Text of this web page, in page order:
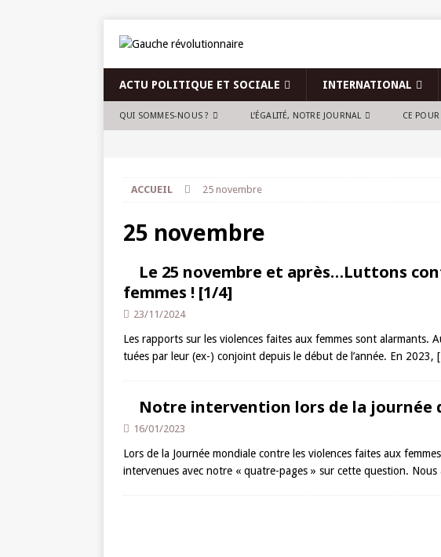
ACTU POLITIQUE ET SOCIALE INTERNATIONAL
QUI SOMMES-NOUS ? L’ÉGALITÉ, NOTRE JOURNAL CE
ACCUEIL 25 novembre
25 novembre
Le 25 novembre et après…Luttons
femmes ! [1/4]
23/11/2024
Les rapports sur les violences faites aux femmes sont alarmants.
tuées par leur (ex-) conjoint depuis le début de l’année. En 2023,
Notre intervention lors de la journée
16/01/2023
Lors de la Journée mondiale contre les violences faites aux
intervenues avec notre « quatre-pages » sur cette question. Nous